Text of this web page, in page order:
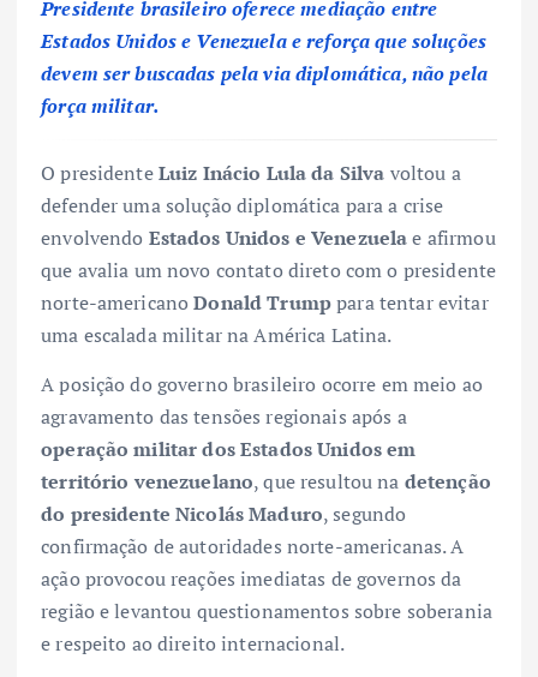
Presidente brasileiro oferece mediação entre
Estados Unidos e Venezuela e reforça que soluções
devem ser buscadas pela via diplomática, não pela
força militar.
O presidenteLuiz Inácio Lula da Silva voltou a
defender uma solução diplomática para a crise
envolvendo Estados Unidos e Venezuelae afirmou
que avalia um novo contato direto com o presidente
norte-americanoDonald Trumppara tentar evitar
uma escalada militar na América Latina.
A posição do governo brasileiro ocorre em meio ao
agravamento das tensões regionais após a
operação militar dos Estados Unidos em
território venezuelano, que resultou na detenção
do presidente Nicolás Maduro, segundo
confirmação de autoridades norte-americanas. A
ação provocou reações imediatas de governos da
região e levantou questionamentos sobre soberania
e respeito ao direito internacional.